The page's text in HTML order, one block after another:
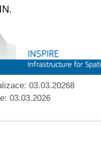
03.03.20268
03.03.2026